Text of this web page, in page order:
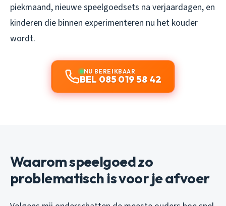
piekmaand, nieuwe speelgoedsets na verjaardagen, en
kinderen die binnen experimenteren nu het kouder
wordt.
NU BEREIKBAAR
BEL 085 019 58 42
Waarom speelgoed zo
problematisch is voor je afvoer